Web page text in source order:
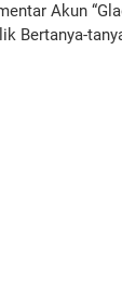
Akun
Bertanya-